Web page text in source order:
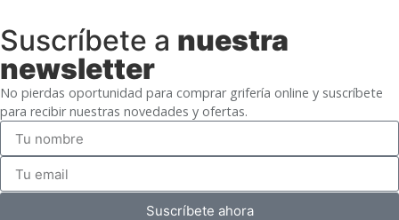
Suscríbete a nuestra
newsletter
No pierdas oportunidad para comprar grifería online y suscríbete
para recibir nuestras novedades y ofertas.
Suscríbete ahora